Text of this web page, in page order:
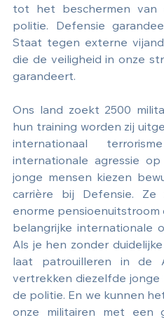
tot het beschermen
politie. Defensie
Staat tegen externe
die de veiligheid in onze
garandeert.
Ons land zoekt 2500
hun training worden zij
internationaal
internationale agressie
jonge mensen kiezen
carrière bij Defensie.
enorme pensioenuitstroom
belangrijke internationale
Als je hen zonder
laat patrouilleren in de
vertrekken diezelfde
de politie. En we kunnen
onze militairen met een